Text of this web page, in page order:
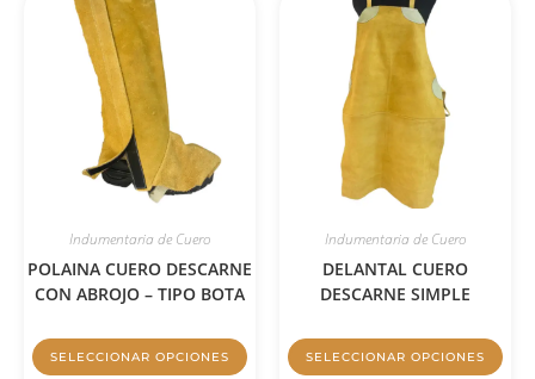
Indumentaria de Cuero
POLAINA CUERO DESCARNE
CON ABROJO – TIPO BOTA
SELECCIONAR OPCIONES
Indumentaria de Cuero
DELANTAL CUERO
DESCARNE SIMPLE
SELECCIONAR OPCIONES